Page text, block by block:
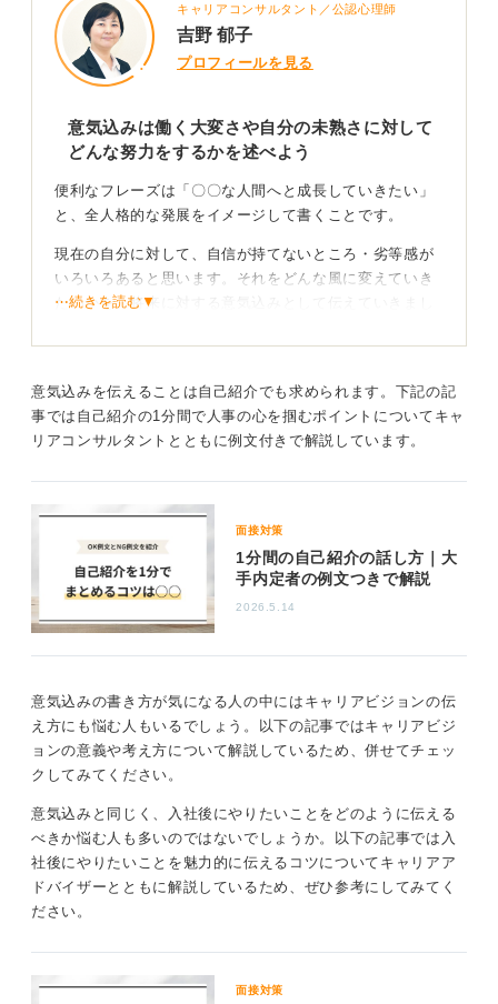
さらにその理由として具体的なエピソードがあると説得
力も増します。面接官も「ああ、だからこの就活生はこ
ういうことに興味を持ってうちに応募してきたんだな」
この納得できる材料がなく「御社は◯◯が素晴らしく、
◯◯を大事にされているところに魅力を感じ、応募しま
した」という相手のことを述べるだけでは、その人自身
の個性が見えないのです。
もう一つ、業界・企業研究の不十分さについてですが、
そもそもの企業研究の目的とは、自分が行きたい会社
が、ほかの会社と比べてどういう違いがあるから働きた
報」です。自分が行きたい会社だけしか見ていなけれ
ば、比べることができず、なぜ「あえてこの会社なの
か」を説明することができません。
調べているな」と感じてもらえるでしょう。
この作業を面倒くさいと感じる人もいますが、絶対にこ
の会社に入りたいと思う人は、ほかの人がしないこうい
う面倒くさいことをやっています。これが意欲の高さか
ら生まれる行動の違いなのです。
十分できているのかを改めて考えてみて、そこに手を着
ける余地がありそうであればぜひやってみてください。
きっと「意欲」の書き振りが変わってくるはずです。
最後は意気込みの中のキャリアビジョンについてです。
まず意気込みとは、いかにその仕事をしたいのか、その
気持ちの度合いを表すものであるため、キャリアビジョ
ンでも「今後このようになっていきたい」という将来の
イメージや希望を伝えましょう。
仕事をしたことがないので「こうなりたいなんてわから
と」がある人は良いのですが、もしそれがない場合は、
このような状態で仕事をしていたいという「あり方」
キャリアコンサルタント／公認心理師
吉野 郁子
プロフィールを見る
意気込みは働く大変さや自分の未熟さに対して
どんな努力をするかを述べよう
便利なフレーズは「〇〇な人間へと成長していきたい」
と、全人格的な発展をイメージして書くことです。
現在の自分に対して、自信が持てないところ・劣等感が
いろいろあると思います。それをどんな風に変えていき
たいかを、将来に対する意気込みとして伝えていきまし
どんなことが大変か」が企業研究を深めていくことで見
えてきます。その大変さに対して、どのような努力をす
る覚悟かを述べていきましょう。
すぐに始める努力が「意気込み」、長期的な目標や将来
のなりたい姿が「キャリアビジョン」です。
似通ったとしても本心の意気込みとして伝えること
が大切
就活生の意気込みは、似たように見えても、本心から来
ているのか、まるっきりの借り物の言葉なのかは、相手
平凡であっても、本心であること。どんな言葉だったら
ウソにならないか、自分の心にしっくりくるのか。丁寧
に考えていくことが大切です。
そのためには、「自分の変えたいところはどこか」と、
負の側面にも目をそらさず、自分を知っていくことが役
に立ちます。最初からかっこいい書き言葉にしようとせ
ず、まずはざっくばらんに人と話してみることで、言葉
2
⋯続きを読む▼
意気込みを伝えることは自己紹介でも求められます。下記の記
事では自己紹介の1分間で人事の心を掴むポイントについてキャ
リアコンサルタントとともに例文付きで解説しています。
面接対策
1分間の自己紹介の話し方｜大
手内定者の例文つきで解説
2026.5.14
意気込みの書き方が気になる人の中にはキャリアビジョンの伝
え方にも悩む人もいるでしょう。以下の記事ではキャリアビジ
ョンの意義や考え方について解説しているため、併せてチェッ
クしてみてください。
意気込みと同じく、入社後にやりたいことをどのように伝える
べきか悩む人も多いのではないでしょうか。以下の記事では入
社後にやりたいことを魅力的に伝えるコツについてキャリアア
ドバイザーとともに解説しているため、ぜひ参考にしてみてく
ださい。
面接対策